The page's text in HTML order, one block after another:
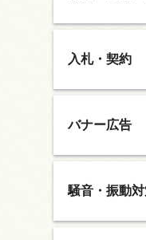
入札・契約
バナー広告
騒音・振動